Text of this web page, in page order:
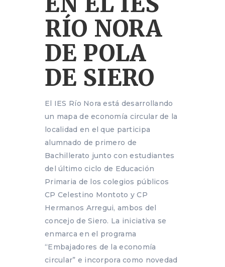
RÍO NORA
DE POLA
DE SIERO
El IES Río Nora está desarrollando
un mapa de economía circular de la
localidad en el que participa
alumnado de primero de
Bachillerato junto con estudiantes
del último ciclo de Educación
Primaria de los colegios públicos
CP Celestino Montoto y CP
Hermanos Arregui, ambos del
concejo de Siero. La iniciativa se
enmarca en el programa
“Embajadores de la economía
circular” e incorpora como novedad